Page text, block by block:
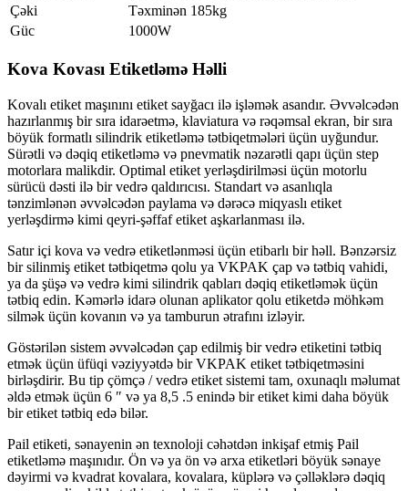
Çəki
Təxminən 185kg
Güc
1000W
Kova Kovası Etiketləmə Həlli
Kovalı etiket maşınını etiket sayğacı ilə işləmək asandır. Əvvəlcədən
hazırlanmış bir sıra idarəetmə, klaviatura və rəqəmsal ekran, bir sıra
böyük formatlı silindrik etiketləmə tətbiqetmələri üçün uyğundur.
Sürətli və dəqiq etiketləmə və pnevmatik nəzarətli qapı üçün step
motorlara malikdir. Optimal etiket yerləşdirilməsi üçün motorlu
sürücü dəsti ilə bir vedrə qaldırıcısı. Standart və asanlıqla
tənzimlənən əvvəlcədən paylama və dərəcə miqyaslı etiket
yerləşdirmə kimi qeyri-şəffaf etiket aşkarlanması ilə.
Satır içi kova və vedrə etiketlənməsi üçün etibarlı bir həll. Bənzərsiz
bir silinmiş etiket tətbiqetmə qolu ya VKPAK çap və tətbiq vahidi,
ya da şüşə və vedrə kimi silindrik qabları dəqiq etiketləmək üçün
tətbiq edin. Kəmərlə idarə olunan aplikator qolu etiketdə möhkəm
silmək üçün kovanın və ya tamburun ətrafını izləyir.
Göstərilən sistem əvvəlcədən çap edilmiş bir vedrə etiketini tətbiq
etmək üçün üfüqi vəziyyətdə bir VKPAK etiket tətbiqetməsini
birləşdirir. Bu tip çömçə / vedrə etiket sistemi tam, oxunaqlı məlumat
əldə etmək üçün 6 ″ və ya 8,5 .5 enində bir etiket kimi daha böyük
bir etiket tətbiq edə bilər.
Pail etiketi, sənayenin ən texnoloji cəhətdən inkişaf etmiş Pail
etiketləmə maşınıdır. Ön və ya ön və arxa etiketləri böyük sənaye
dəyirmi və kvadrat kovalara, kovalara, küplərə və çəlləklərə dəqiq